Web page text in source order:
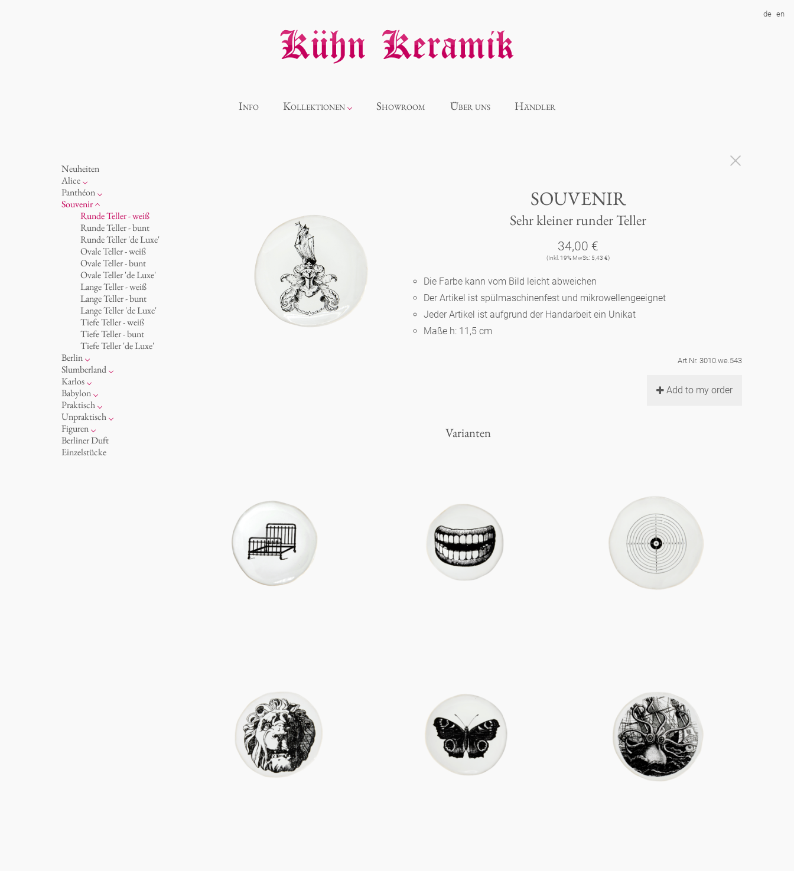
de en
Info Kollektionen
Panthéon
Souvenir
Berlin
Unpraktisch
Figuren
Berliner Duft
Showroom Über uns Händler
Neuheiten
Alice
Porzellan
Ozean
Tassen 'Glam' weiß
Tassen - weiß
Tassen 'Glam'
Tassen 'de Luxe'
Becher
Becher 'de Luxe'
Schalen
Milchkännchen
Panthéon
Persönlichkeiten
Schriftsteller
Schauspieler
Künstler
Mode
Koch
Königlich
Humor
klassische Musiker
zeitgenössische Musiker
Souvenir
Runde Teller - weiß
Runde Teller - bunt
Runde Teller 'de Luxe'
Ovale Teller - weiß
Ovale Teller - bunt
Ovale Teller 'de Luxe'
Lange Teller - weiß
Lange Teller - bunt
Lange Teller 'de Luxe'
Tiefe Teller - weiß
Tiefe Teller - bunt
Tiefe Teller 'de Luxe'
Berlin
Noël
Tassen
Teller
zum Servieren
Aschenbecher
Slumberland
Kuchenteller
Teekanne
Etagere
amuse gueule
Karlos
Fressnapf
Vasen 'de Luxe'
Vasen
Dosen
Kerzenständer
Babylon
Korb 'de Luxe'
Schalen 'de Luxe'
Weiß
Goldener Käfig
Praktisch
Hände und Füße
Bad
Räucherstäbchenhalter
Schnickschnack
Unpraktisch
Spielen
Dies & Das
Buchstaben
Figuren
Schachspiel Alice
Porzellanfiguren
Berliner Duft
Einzelstücke
SOUVENIR
Sehr kleiner runder Teller
34,00 €
(Inkl. 19% MwSt.: 5,43 €)
Die Farbe kann vom Bild leicht abweichen
Der Artikel ist spülmaschinenfest und mikrowellengeeignet
Jeder Artikel ist aufgrund der Handarbeit ein Unikat
Maße h: 11,5 cm
Art.Nr. 3010.we.543
Add to my order
Varianten